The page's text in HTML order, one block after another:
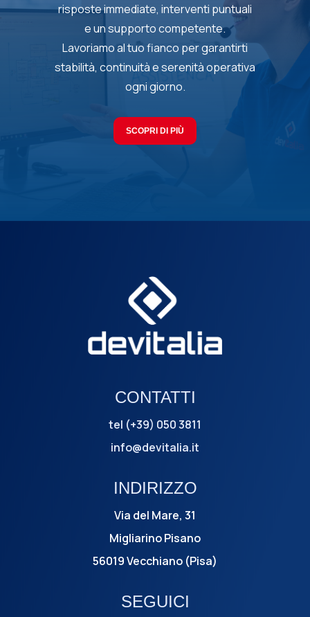
risposte immediate, interventi puntuali
e un supporto competente.
Lavoriamo al tuo fianco per garantirti
stabilità, continuità e serenità operativa
ogni giorno.
SCOPRI DI PIÙ
CONTATTI
tel (+39) 050 3811
info@devitalia.it
INDIRIZZO
Via del Mare, 31
Migliarino Pisano
56019 Vecchiano (Pisa)
SEGUICI